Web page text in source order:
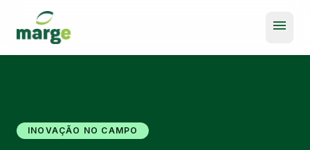
menu
INOVAÇÃO NO CAMPO